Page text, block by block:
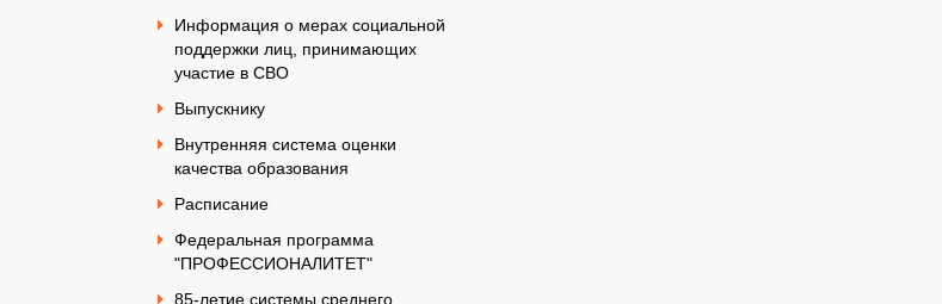
Информация о мерах социальной
поддержки лиц, принимающих
участие в СВО
Выпускнику
Внутренняя система оценки
качества образования
Расписание
Федеральная программа
"ПРОФЕССИОНАЛИТЕТ"
85-летие системы среднего